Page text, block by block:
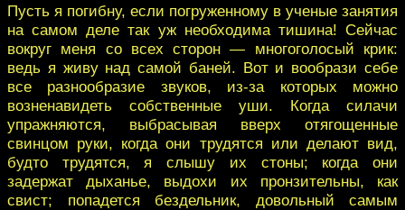
Пусть я погибну, если погруженному в ученые занятия
на самом деле так уж необходима тишина! Сейчас
вокруг меня со всех сторон — многоголосый крик:
ведь я живу над самой баней. Вот и вообрази себе
все разнообразие звуков, из-за которых можно
возненавидеть собственные уши. Когда силачи
упражняются, выбрасывая вверх отягощенные
свинцом руки, когда они трудятся или делают вид,
будто трудятся, я слышу их стоны; когда они
задержат дыханье, выдохи их пронзительны, как
свист; попадется бездельник, довольный самым